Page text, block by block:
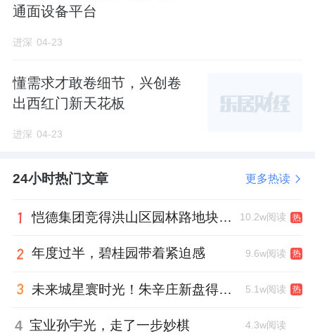
通面设备平台
进深 04-23
懂需求才敢卷细节，兴创卷
出西红门新天花板
进深 04-23
24小时热门文章 更多热读
恺德集团竞得洪山区园林路地块，引入贝好家C2M产品定位及营销服务 10.2w阅读 热
年度过半，碧桂园带着紧迫感 9.6w阅读 热
未来城星寰时光！朱辛庄新盘得房率创新高 5.1w阅读 热
4 宝业孙宇光，走了一步妙棋 4.3w阅读